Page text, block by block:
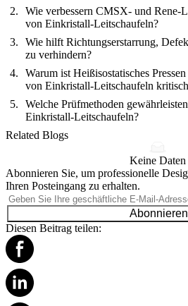
Wie verbessern CMSX- und Rene-
von Einkristall-Leitschaufeln?
Wie hilft Richtungserstarrung,
zu verhindern?
Warum ist Heißisostatisches
von Einkristall-Leitschaufeln
Welche Prüfmethoden
Einkristall-Leitschaufeln?
Related Blogs
Keine Daten
Abonnieren Sie, um professionelle
Ihren Posteingang zu erhalten.
Abonnieren
Diesen Beitrag teilen: